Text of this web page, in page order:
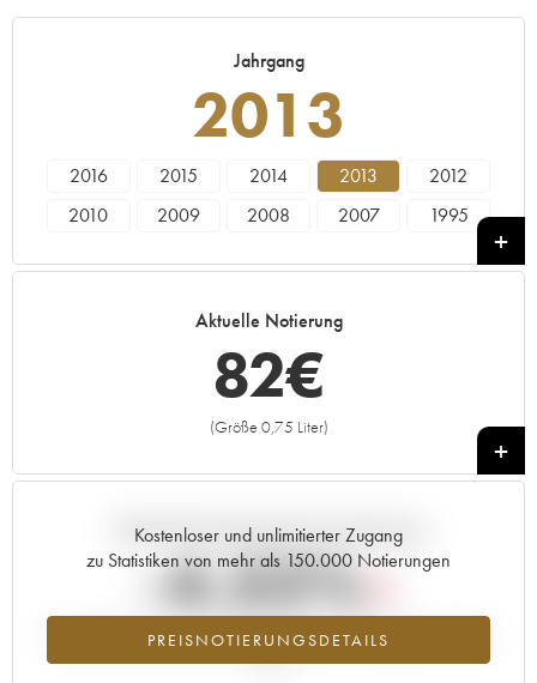
Jahrgang
2013
2016 2015 2014 2013
2012
2010
2009 2008 2007
1995
Aktuelle Notierung
82€
(Größe 0,75 Liter)
+
Kostenloser und unlimitierter Zugang
zu Statistiken von mehr als 150.000 Notierungen
PREISNOTIERUNGSDETAILS
Aktuelle Entwicklung der Preisnotierung
-4.32%
Preisabfall des Jahrgangs 2013 im Jahr 2026 im Vergleich zum Jahr